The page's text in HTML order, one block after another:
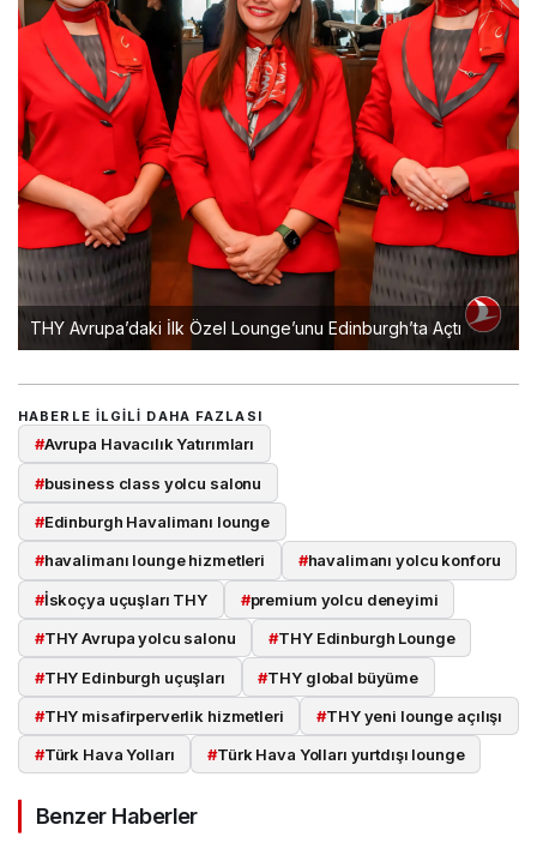
THY Avrupa’daki İlk Özel Lounge’unu Edinburgh’ta Açtı
HABERLE ILGILI DAHA FAZLASI
#Avrupa Havacılık Yatırımları
#business class yolcu salonu
#Edinburgh Havalimanı lounge
#havalimanı lounge hizmetleri #havalimanı yolcu konforu
#İskoçya uçuşları THY #premium yolcu deneyimi
#THY Avrupa yolcu salonu #THY Edinburgh Lounge
#THY Edinburgh uçuşları #THY global büyüme
#THY misafirperverlik hizmetleri #THY yeni lounge açılışı
#Türk Hava Yolları #Türk Hava Yolları yurtdışı lounge
Benzer Haberler